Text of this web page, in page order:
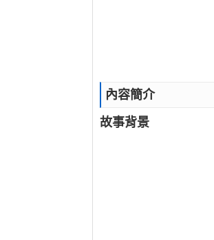
內容簡介
故事背景